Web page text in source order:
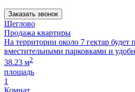
Заказать звонок
Щеглово
Продажа квартиры
На территории около 7 гектар
вместительными парковками и
38.23 м2
площадь
1
Комнат